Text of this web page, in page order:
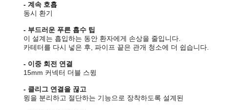
- 계속 호흡
동시 환기
- 부드러운 푸른 흡수 팁
이 설계는 흡입하는 동안 환자에게 손상을 줄입니다.
카테터를 다시 넣은 후, 파이프 끝은 관개 청소에 더 쉽습니다.
- 이중 회전 연결
15mm 커넥터 더블 스윙
- 클리그 연결을 끊고
윙을 분리하고 절단하는 기능으로 장착하도록 설계된